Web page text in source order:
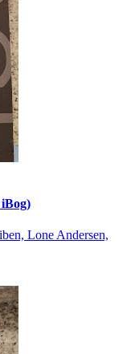
iBog)
Lone Andersen,